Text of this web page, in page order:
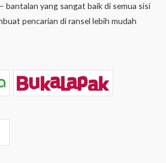
bantalan yang sangat baik di semua sisi
pencarian di ransel lebih mudah